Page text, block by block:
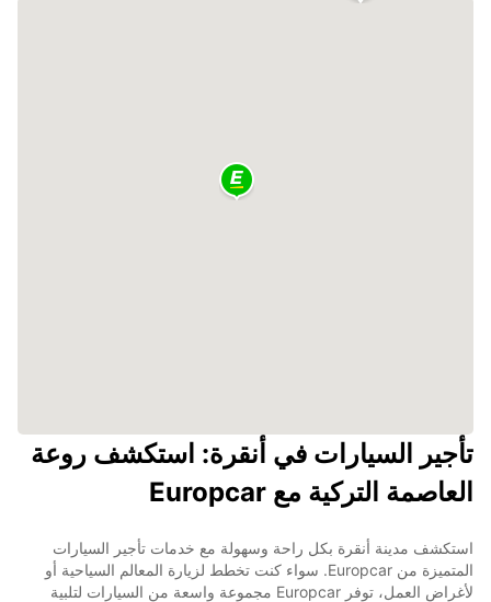
تأجير السيارات في أنقرة: استكشف روعة
العاصمة التركية مع Europcar
استكشف مدينة أنقرة بكل راحة وسهولة مع خدمات تأجير السيارات
المتميزة من Europcar. سواء كنت تخطط لزيارة المعالم السياحية أو
لأغراض العمل، توفر Europcar مجموعة واسعة من السيارات لتلبية